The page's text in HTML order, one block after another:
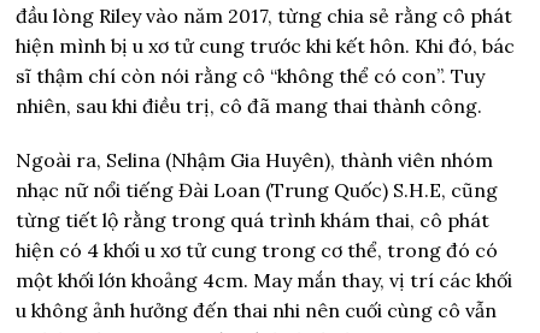
đầu lòng Riley vào năm 2017, từng chia sẻ rằng cô phát
hiện mình bị u xơ tử cung trước khi kết hôn. Khi đó, bác
sĩ thậm chí còn nói rằng cô “không thể có con”. Tuy
nhiên, sau khi điều trị, cô đã mang thai thành công.
Ngoài ra, Selina (Nhậm Gia Huyên), thành viên nhóm
nhạc nữ nổi tiếng Đài Loan (Trung Quốc) S.H.E, cũng
từng tiết lộ rằng trong quá trình khám thai, cô phát
hiện có 4 khối u xơ tử cung trong cơ thể, trong đó có
một khối lớn khoảng 4cm. May mắn thay, vị trí các khối
u không ảnh hưởng đến thai nhi nên cuối cùng cô vẫn